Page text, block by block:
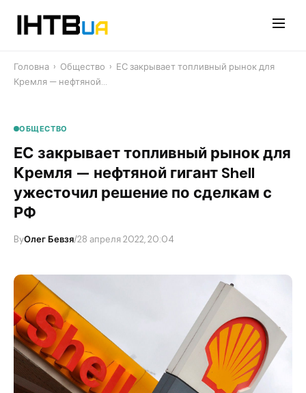
Головна › Общество › ЕС закрывает топливный рынок для
Кремля — нефтяной…
ОБЩЕСТВО
ЕС закрывает топливный рынок для
Кремля — нефтяной гигант Shell
ужесточил решение по сделкам с
РФ
ByОлег Бевзя/28 апреля 2022, 20:04